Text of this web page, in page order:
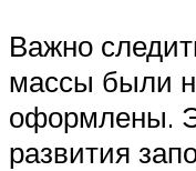
Важно
массы были
оформлены.
развития